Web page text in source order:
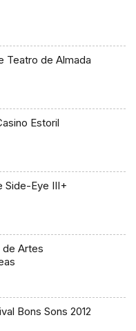
Teatro de Almada
Estoril
Side-Eye III+
de Artes
Bons Sons 2012